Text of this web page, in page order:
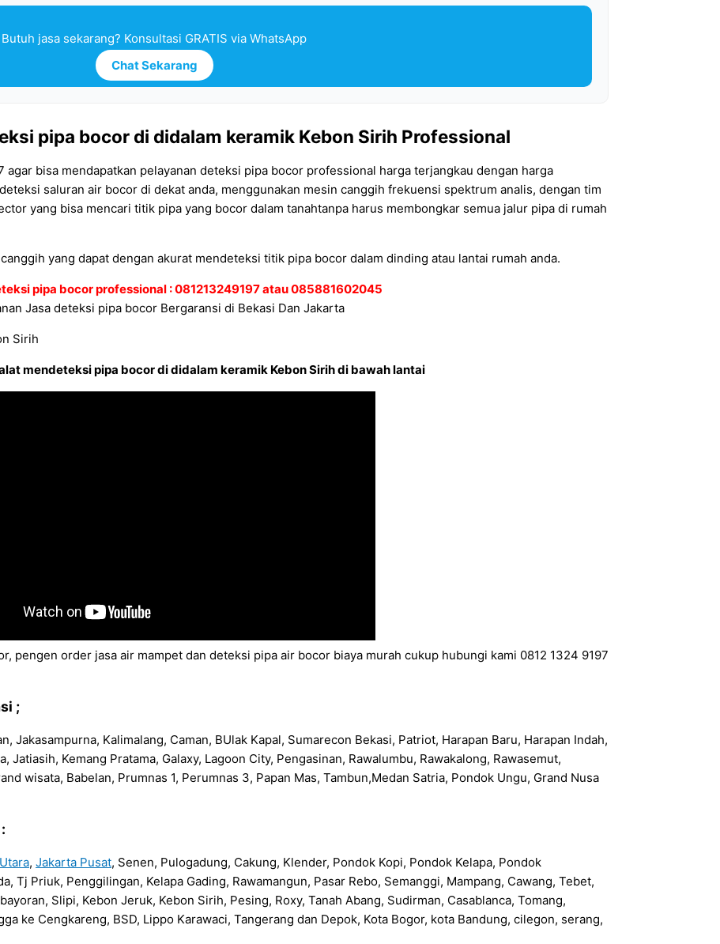
Butuh jasa sekarang? Konsultasi GRATIS via WhatsApp
Chat Sekarang
pipa bocor di didalam keramik Kebon Sirih Professional
bisa mendapatkan pelayanan deteksi pipa bocor professional harga terjangkau dengan harga
saluran air bocor di dekat anda, menggunakan mesin canggih frekuensi spektrum analis, dengan tim
yang bisa mencari titik pipa yang bocor dalam tanahtanpa harus membongkar semua jalur pipa di rumah
yang dapat dengan akurat mendeteksi titik pipa bocor dalam dinding atau lantai rumah anda.
pipa bocor professional : 081213249197 atau 085881602045
Jasa deteksi pipa bocor Bergaransi di Bekasi Dan Jakarta
mendeteksi pipa bocor di didalam keramik Kebon Sirih di bawah lantai
pengen order jasa air mampet dan deteksi pipa air bocor biaya murah cukup hubungi kami 0812 1324 9197
;
Jakasampurna, Kalimalang, Caman, BUlak Kapal, Sumarecon Bekasi, Patriot, Harapan Baru, Harapan Indah,
Kemang Pratama, Galaxy, Lagoon City, Pengasinan, Rawalumbu, Rawakalong, Rawasemut,
wisata, Babelan, Prumnas 1, Perumnas 3, Papan Mas, Tambun,Medan Satria, Pondok Ungu, Grand Nusa
, Jakarta Pusat, Senen, Pulogadung, Cakung, Klender, Pondok Kopi, Pondok Kelapa, Pondok
Tj Priuk, Penggilingan, Kelapa Gading, Rawamangun, Pasar Rebo, Semanggi, Mampang, Cawang, Tebet,
Slipi, Kebon Jeruk, Kebon Sirih, Pesing, Roxy, Tanah Abang, Sudirman, Casablanca, Tomang,
ke Cengkareng, BSD, Lippo Karawaci, Tangerang dan Depok, Kota Bogor, kota Bandung, cilegon, serang,